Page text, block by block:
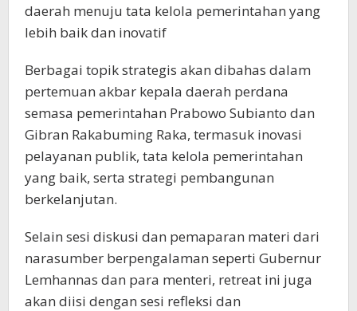
daerah menuju tata kelola pemerintahan yang
lebih baik dan inovatif
Berbagai topik strategis akan dibahas dalam
pertemuan akbar kepala daerah perdana
semasa pemerintahan Prabowo Subianto dan
Gibran Rakabuming Raka, termasuk inovasi
pelayanan publik, tata kelola pemerintahan
yang baik, serta strategi pembangunan
berkelanjutan.
Selain sesi diskusi dan pemaparan materi dari
narasumber berpengalaman seperti Gubernur
Lemhannas dan para menteri, retreat ini juga
akan diisi dengan sesi refleksi dan